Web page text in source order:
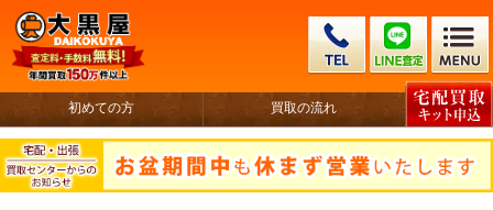
初めての方 買取の流れ